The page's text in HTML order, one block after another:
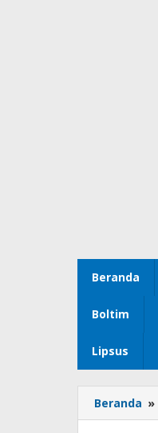
Beranda
Boltim
Lipsus
Beranda »